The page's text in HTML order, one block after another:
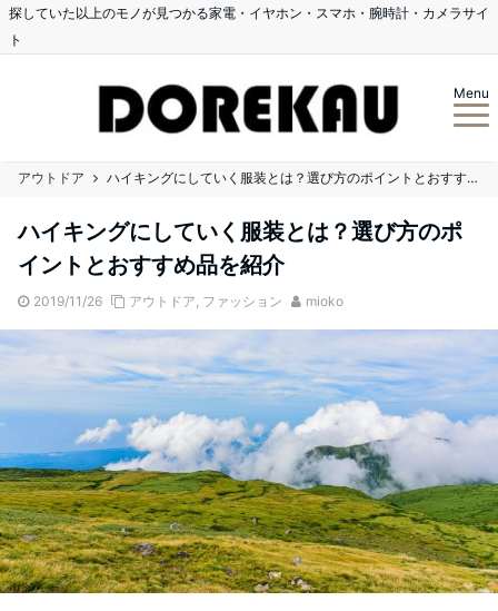
探していた以上のモノが見つかる家電・イヤホン・スマホ・腕時計・カメラサイ
ト
Menu
アウトドア ハイキングにしていく服装とは？選び方のポイントとおすすめ品を紹介
ハイキングにしていく服装とは？選び方のポ
イントとおすすめ品を紹介
2019/11/26 アウトドア, ファッション mioko